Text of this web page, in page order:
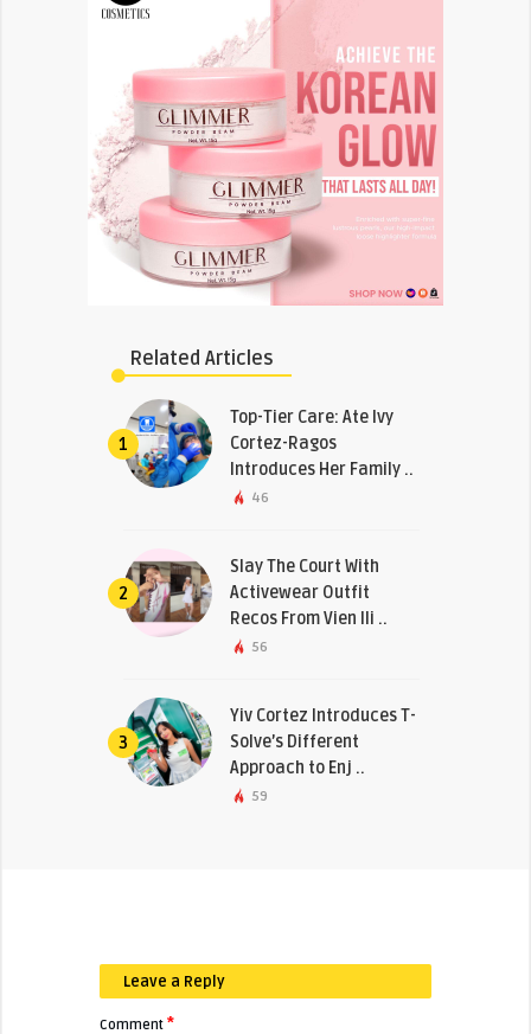
Related Articles
1
Top-Tier Care: Ate Ivy
Cortez-Ragos
Introduces Her Family ..
46
2
Slay The Court With
Activewear Outfit
Recos From Vien Ili ..
56
3
Yiv Cortez Introduces T-
Solve’s Different
Approach to Enj ..
59
Leave a Reply
Comment *